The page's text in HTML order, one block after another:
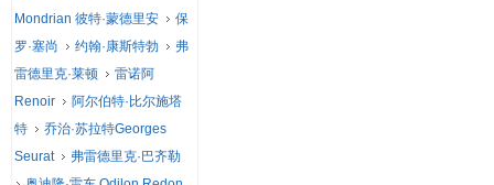
Mondrian 彼特·蒙德里安
保
罗·塞尚
约翰·康斯特勃
弗
雷德里克·莱顿
雷诺阿
Renoir
阿尔伯特·比尔施塔
特
乔治·苏拉特Georges
Seurat
弗雷德里克·巴齐勒